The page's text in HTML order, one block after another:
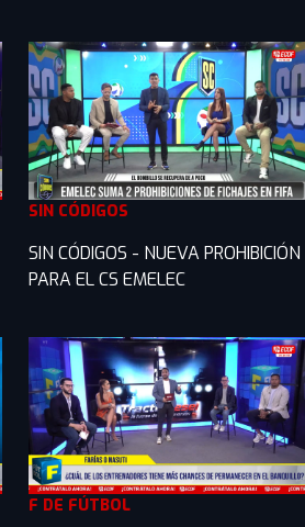
SIN CÓDIGOS
SIN CÓDIGOS - NUEVA PROHIBICIÓN
PARA EL CS EMELEC
F DE FÚTBOL